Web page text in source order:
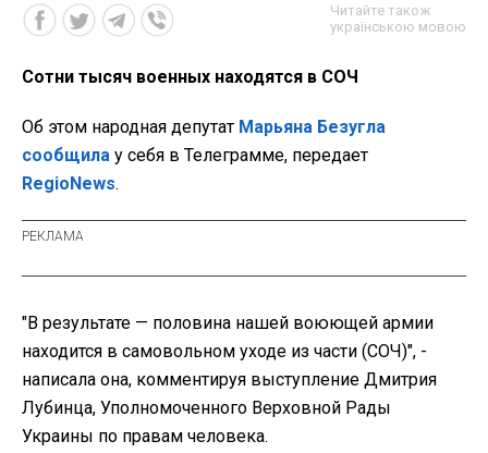
Читайте також
українською мовою
Сотни тысяч военных находятся в СОЧ
Об этом народная депутат Марьяна Безугла
сообщила у себя в Телеграмме, передает
RegioNews.
"В результате — половина нашей воюющей армии
находится в самовольном уходе из части (СОЧ)", -
написала она, комментируя выступление Дмитрия
Лубинца, Уполномоченного Верховной Рады
Украины по правам человека.